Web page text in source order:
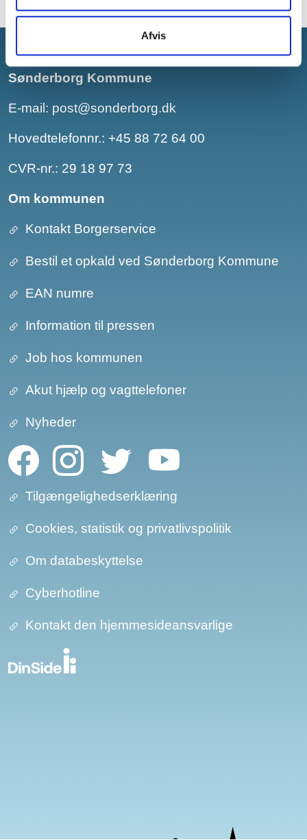
Afvis
Sønderborg Kommune
E-mail: post@sonderborg.dk
Hovedtelefonnr.: +45 88 72 64 00
CVR-nr.: 29 18 97 73
Om kommunen
Kontakt Borgerservice
Bestil et opkald ved Sønderborg Kommune
EAN numre
Information til pressen
Job hos kommunen
Akut hjælp og vagttelefoner
Nyheder
Tilgængelighedserklæring
Cookies, statistik og privatlivspolitik
Om databeskyttelse​​
Cyberhotline
Kontakt den hjemmesideansvarlige